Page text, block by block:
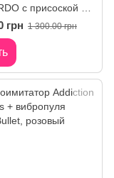
с присоской и
грн 1 300.00 грн